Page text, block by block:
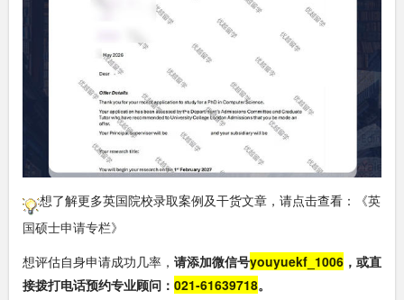
想了解更多英国院校录取案例及干货文章，请点击查看： 《英
国硕士申请专栏》
想评估自身申请成功几率， 请添加微信号youyuekf_1006 ，或直
接拨打电话预约专业顾问： 021-61639718。